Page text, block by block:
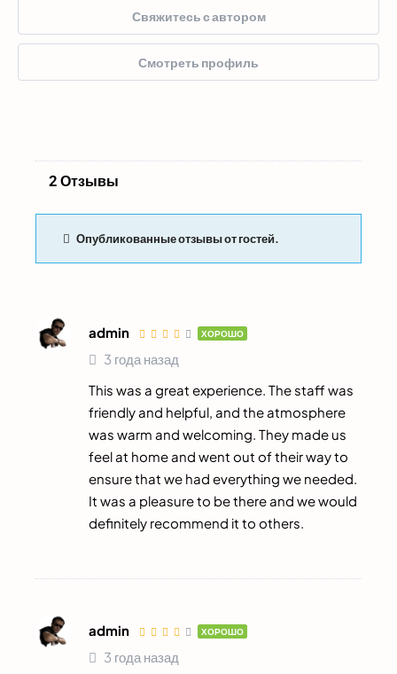
Свяжитесь с автором
Смотреть профиль
2 Отзывы
Опубликованные отзывы от гостей.
admin ХОРОШО
3 года назад
This was a great experience. The staff was
friendly and helpful, and the atmosphere
was warm and welcoming. They made us
feel at home and went out of their way to
ensure that we had everything we needed.
It was a pleasure to be there and we would
definitely recommend it to others.
admin ХОРОШО
3 года назад